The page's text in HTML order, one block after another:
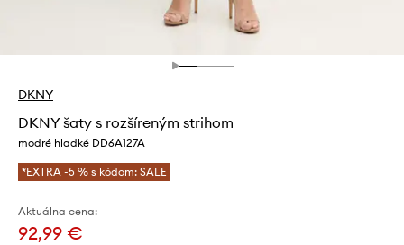
DKNY
DKNY šaty s rozšíreným strihom
modré hladké DD6A127A
*EXTRA -5 % s kódom: SALE
Aktuálna cena:
92,99 €